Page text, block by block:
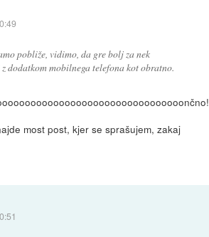
pobliže, vidimo, da gre bolj za nek
dodatkom mobilnega telefona kot obratno.
most post, kjer se sprašujem, zakaj